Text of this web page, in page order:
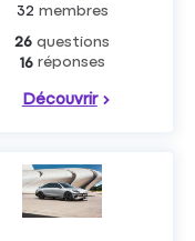
32 membres
26 questions
16 réponses
Découvrir